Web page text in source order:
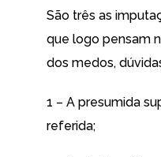
São três as
que logo pensam
dos medos,
1 – A presumida
referida;